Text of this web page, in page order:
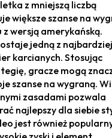
z mniejszą liczbą
większe szanse na
wersją amerykańską.
jedną z najbardziej
karcianych. Stosując
gracze mogą
szanse na wygraną.
zasadami pozwala
najlepszy dla siebie
jest również